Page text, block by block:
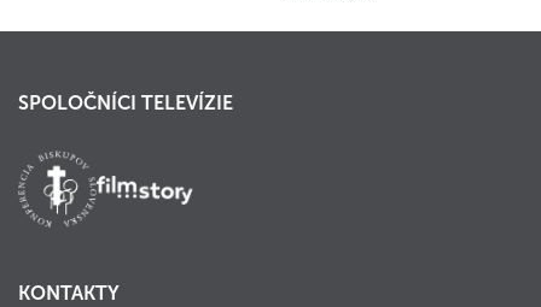
SPOLOČNÍCI TELEVÍZIE
KONTAKTY